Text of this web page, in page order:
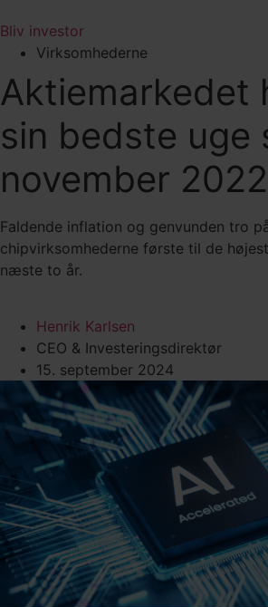
Bliv investor
Virksomhederne
Aktiemarkedet
sin bedste uge
november 2022
Faldende inflation og genvunden tro
chipvirksomhederne første til de
næste to år.
Henrik Karlsen
CEO & Investeringsdirektør
15. september 2024